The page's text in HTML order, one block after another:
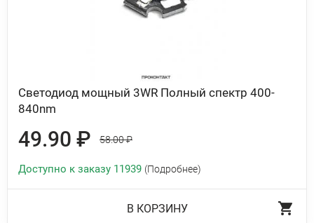
Светодиод мощный 3WR Полный спектр 400-
840nm
49.90 ₽ 58.00 ₽
Доступно к заказу 11939 (Подробнее)
В КОРЗИНУ